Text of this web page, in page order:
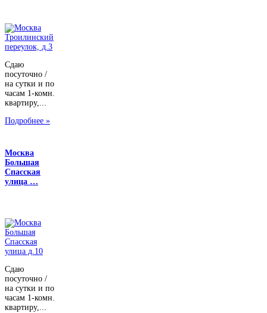
Сдаю
посуточно /
на сутки и по
часам 1-комн.
квартиру,...
Подробнее »
Москва
Большая
Спасская
улица …
Сдаю
посуточно /
на сутки и по
часам 1-комн.
квартиру,...